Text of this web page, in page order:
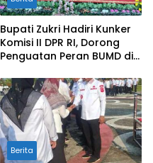
Bupati Zukri Hadiri Kunker
Komisi II DPR RI, Dorong
Penguatan Peran BUMD di
Berita